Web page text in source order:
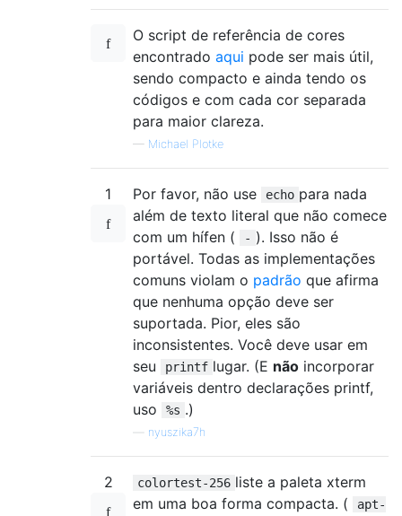
O script de referência de cores
encontrado aqui pode ser mais útil,
sendo compacto e ainda tendo os
códigos e com cada cor separada
para maior clareza.
— Michael Plotke
1 Por favor, não use echo para nada
além de texto literal que não comece
com um hífen (
- ). Isso não é
portável. Todas as implementações
comuns violam o padrão que afirma
que nenhuma opção deve ser
suportada. Pior, eles são
inconsistentes. Você deve usar em
seu
printf lugar. (E não incorporar
variáveis dentro declarações printf,
uso
%s .)
nyuszika7h
2 colortest-256 liste a paleta xterm
em uma boa forma compacta. (
apt-